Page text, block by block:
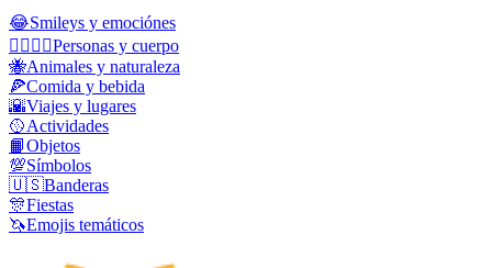
😂Smileys y emociónes
👩‍❤️‍💋‍👨Personas y cuerpo
🐝Animales y naturaleza
🍕Comida y bebida
🌇Viajes y lugares
🥎Actividades
📙Objetos
💯Símbolos
🇺🇸Banderas
🎊Fiestas
🦄Emojis temáticos